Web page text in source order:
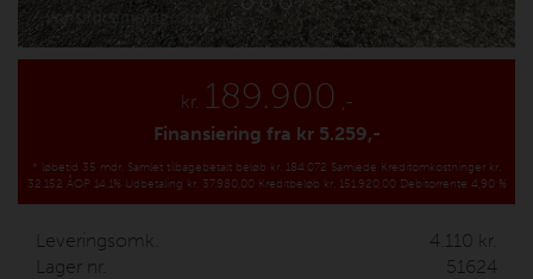
kr. 189.900
,-
Finansiering fra kr 5.259,-
* løbetid 35 mdr. Samlet tilbagebetalt beløb kr. 184.072 Samlede Kreditomkostninger kr.
32.152 ÅOP 14,1% Udbetaling kr. 37.980,00 Kreditbeløb kr. 151.920,00 Debitorrente 4,90 %
Leveringsomk. 4.110 kr.
Lager nr.
51624